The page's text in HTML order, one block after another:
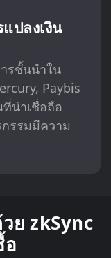
ปลงเงิน
รชั้นนำใน
Paybis
ที่น่าเชื่อถือ
รรมมีความ
ย zkSync
อ